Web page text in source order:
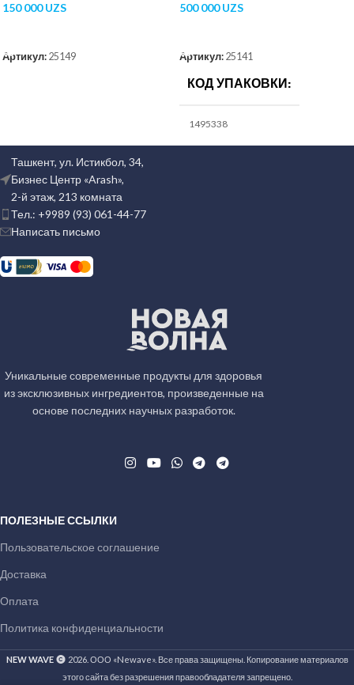
150 000UZS
Артикул: 25149
500 000UZS
Артикул: 25141
КОД УПАКОВКИ
1495338
Ташкент, ул. Истикбол, 34,
Бизнес Центр «Arash»,
2-й этаж, 213 комната
Тел.: +9989 (93) 061-44-77
Написать письмо
Уникальные современные продукты для здоровья
из эксклюзивных ингредиентов, произведенные на
основе последних научных разработок.
ПОЛЕЗНЫЕ ССЫЛКИ
Пользовательское соглашение
Доставка
Оплата
Политика конфиденциальности
NEW WAVE
2026. ООО «Newave». Все права защищены. Копирование материалов
этого сайта без разрешения правообладателя запрещено.